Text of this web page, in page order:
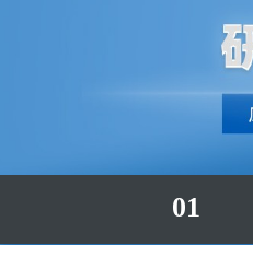
01